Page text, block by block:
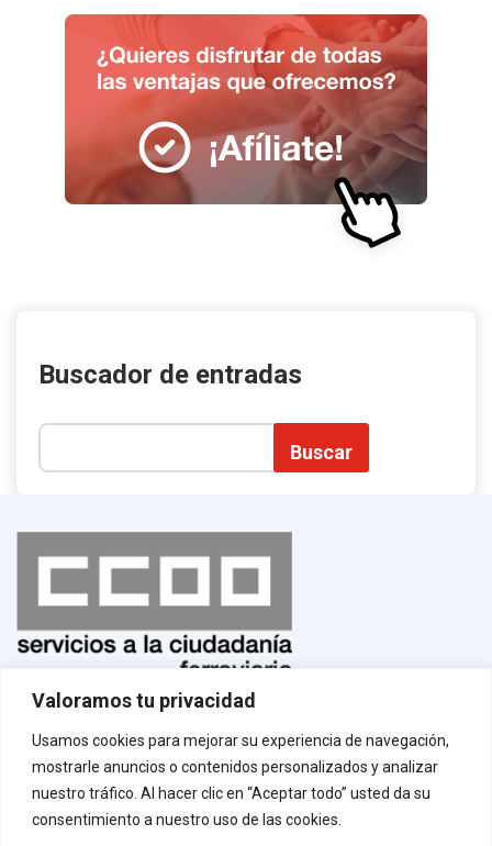
Valoramos tu privacidad
Usamos cookies para mejorar su experiencia de navegación,
mostrarle anuncios o contenidos personalizados y analizar
nuestro tráfico. Al hacer clic en “Aceptar todo” usted da su
consentimiento a nuestro uso de las cookies.
Buscador de entradas
Buscar
Normas de uso
Aviso legal
Política de privacidad
Política de cookies
Contacto